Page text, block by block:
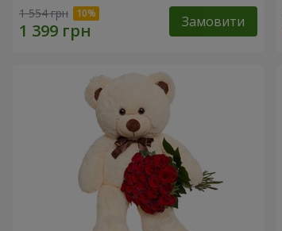
1 554 грн Замовити